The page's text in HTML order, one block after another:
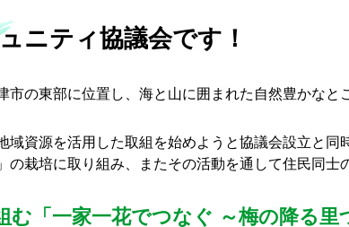
ニティ協議会です！
市の東部に位置し、海と山に囲まれた自然豊かなと
域資源を活用した取組を始めようと協議会設立と同
の栽培に取り組み、またその活動を通して住民同士
む「一家一花でつなぐ ～梅の降る里